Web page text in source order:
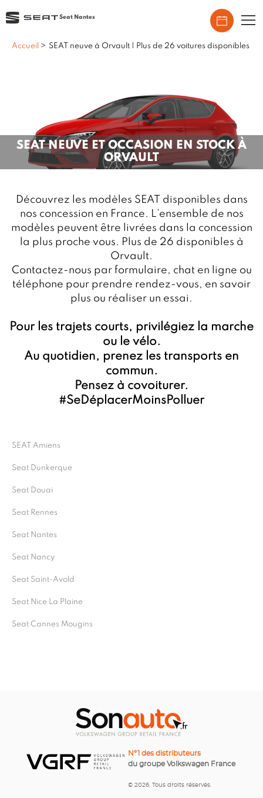
Seat Nantes
Accueil > SEAT neuve à Orvault | Plus de 26 voitures disponibles
SEAT NEUVE ET OCCASION EN STOCK À
ORVAULT
Découvrez les modèles SEAT disponibles dans
nos concession en France. L’ensemble de nos
modèles peuvent être livrées dans la concession
la plus proche vous. Plus de 26 disponibles à
Orvault.
Contactez-nous par formulaire, chat en ligne ou
téléphone pour prendre rendez-vous, en savoir
plus ou réaliser un essai.
Pour les trajets courts, privilégiez la marche
ou le vélo.
Au quotidien, prenez les transports en
commun.
Pensez à covoiturer.
#SeDéplacerMoinsPolluer
SEAT Amiens
Seat Dunkerque
Seat Douai
Seat Rennes
Seat Nantes
Seat Nancy
Seat Saint-Avold
Seat Nice La Plaine
Seat Cannes Mougins
N°1 des distributeurs
du groupe Volkswagen France
© 2026. Tous droits réservés.